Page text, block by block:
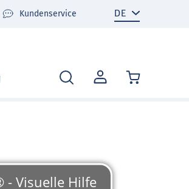
MEIN
KONTO
Kundenservice